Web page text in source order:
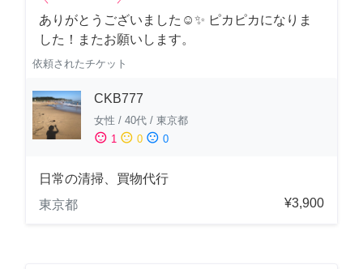
ありがとうございました☺️✨ ピカピカになりま
した！またお願いします。
依頼されたチケット
CKB777
女性 / 40代 / 東京都
sentiment_satisfied 1 sentiment_neutral 0 sentiment_dissatisfied 0
日常の清掃、買物代行
東京都
¥3,900